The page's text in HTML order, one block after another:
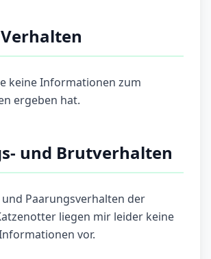
keine Informationen zum
ergeben hat.
und Brutverhalten
Paarungsverhalten der
liegen mir leider keine
vor.